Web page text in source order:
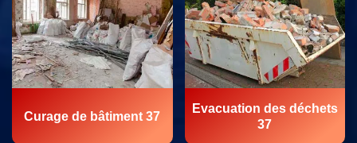
Curage de bâtiment 37
Evacuation des déchets
37